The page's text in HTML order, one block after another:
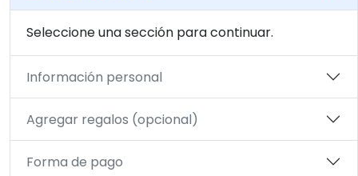
Seleccione una sección para continuar.
Información personal
Agregar regalos (opcional)
Forma de pago